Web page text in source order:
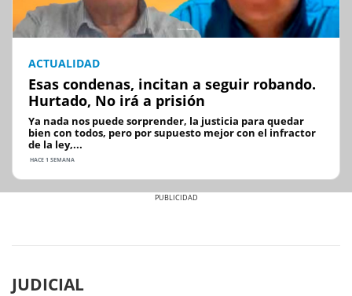
ACTUALIDAD
Esas condenas, incitan a seguir robando.
Hurtado, No irá a prisión
Ya nada nos puede sorprender, la justicia para quedar
bien con todos, pero por supuesto mejor con el infractor
de la ley,...
HACE 1 SEMANA
JUDICIAL